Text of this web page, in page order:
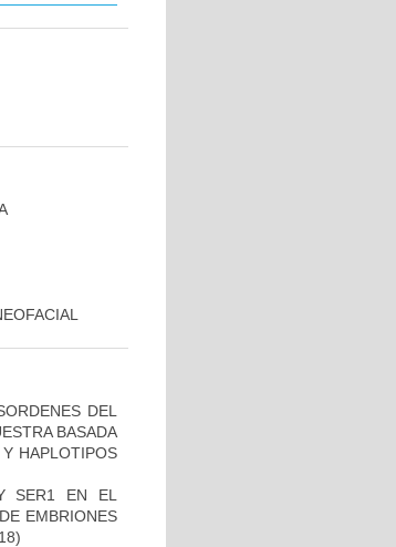
DEL
BASADA
HAPLOTIPOS
SER1 EN EL
EMBRIONES